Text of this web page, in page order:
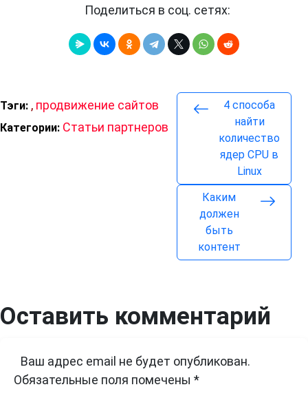
Поделиться в соц. сетях:
Тэги: , продвижение сайтов
Категории: Статьи партнеров
4 способа
найти
количество
ядер CPU в
Linux
Каким
должен
быть
контент
Оставить комментарий
Ваш адрес email не будет опубликован.
Обязательные поля помечены *